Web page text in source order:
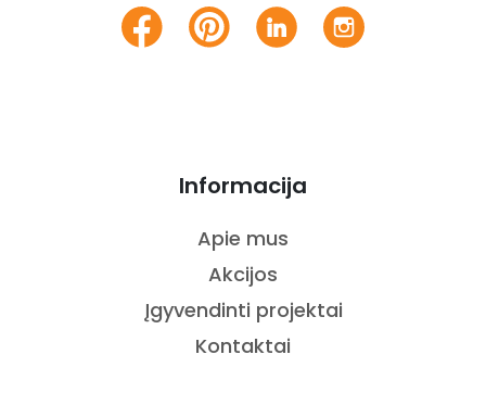
Informacija
Apie mus
Akcijos
Įgyvendinti projektai
Kontaktai